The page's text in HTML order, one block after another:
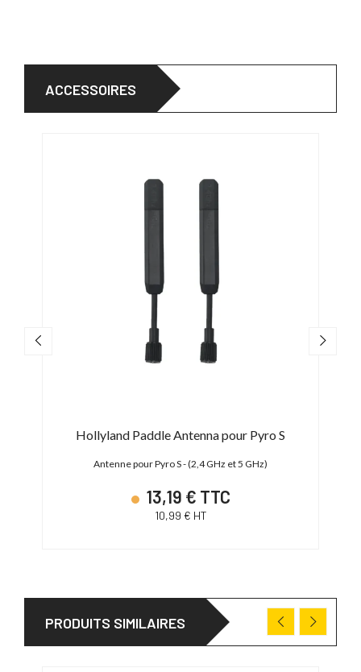
ACCESSOIRES
Hollyland Paddle Antenna pour Pyro S
Antenne pour Pyro S - (2,4 GHz et 5 GHz)
13,19 € TTC
10,99 € HT
PRODUITS SIMILAIRES